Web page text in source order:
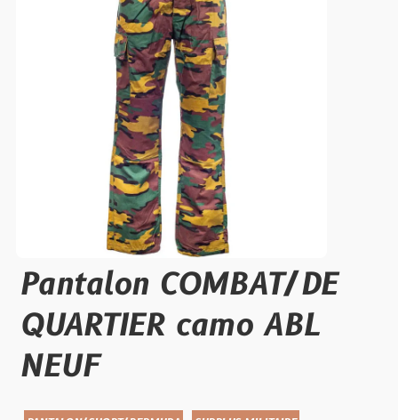
Pantalon COMBAT/DE
QUARTIER camo ABL
NEUF